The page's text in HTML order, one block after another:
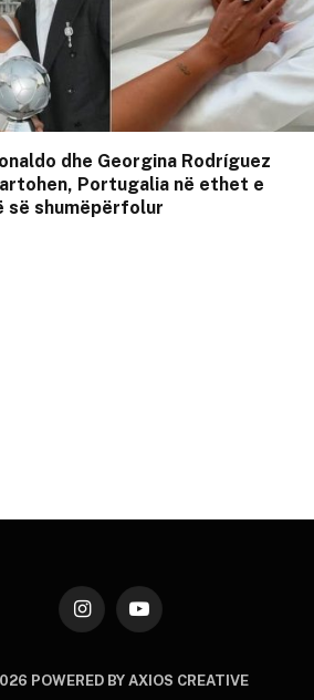
dhe Georgina Rodríguez
Portugalia në ethet e
së shumëpërfolur
InstagramYouTube
POWERED BY AXIOS CREATIVE